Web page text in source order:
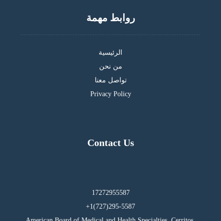
روابط مهمة
الرئيسية
من نحن
تواصل معنا
Privacy Policy
Contact Us
17272955587
295-5587(727)1+